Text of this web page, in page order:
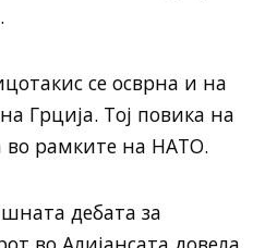
се осврна и на
Грција. Тој повика на
во рамките на НАТО.
дебата за